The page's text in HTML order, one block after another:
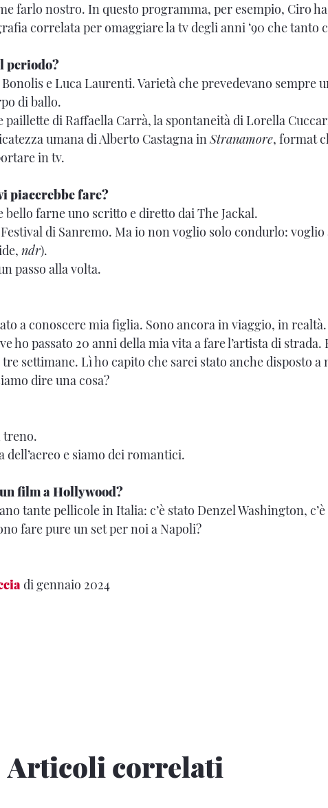
farlo nostro. In questo programma, per esempio, Ciro
correlata per omaggiare la tv degli anni ‘90 che tanto
periodo?
e Luca Laurenti. Varietà che prevedevano sempre
di ballo.
paillette di Raffaella Carrà, la spontaneità di Lorella
umana di Alberto Castagna inStranamore, format
in tv.
piacerebbe fare?
bello farne uno scritto e diretto dai The Jackal.
di Sanremo. Ma io non voglio solo condurlo: voglio
ndr).
passo alla volta.
a conoscere mia figlia. Sono ancora in viaggio, in
ho passato 20 anni della mia vita a fare l’artista di strada.
settimane. Lì ho capito che sarei stato anche disposto a
dire una cosa?
treno.
dell’aereo e siamo dei romantici.
film a Hollywood?
tante pellicole in Italia: c’è stato Denzel Washington,
fare pure un set per noi a Napoli?
di gennaio 2024
Articoli correlati